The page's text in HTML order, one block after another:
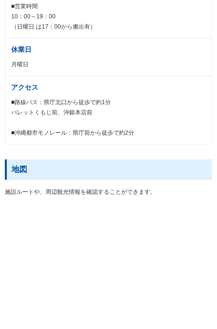
■営業時間
10：00～19：00
（日曜日 は17：00から搬出有）
休業日
月曜日
アクセス
■路線バス：県庁北口から徒歩で約1分
パレットくもじ前、沖銀本店前
■沖縄都市モノレール：県庁前から徒歩で約2分
地図
施設ルートや、周辺観光情報を確認することができます。